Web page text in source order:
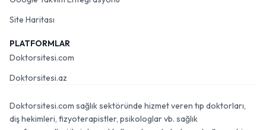
Site Haritası
PLATFORMLAR
Doktorsitesi.com
Doktorsitesi.az
Doktorsitesi.com sağlık sektöründe hizmet veren tıp doktorları,
diş hekimleri, fizyoterapistler, psikologlar vb. sağlık